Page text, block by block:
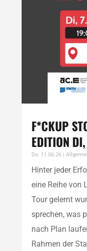
F*CKUP
EDITION
Do. 11.06.26|
Hinter jeder
eine Reihe von
Tour gelernt
sprechen, was
nach Plan
Rahmen der